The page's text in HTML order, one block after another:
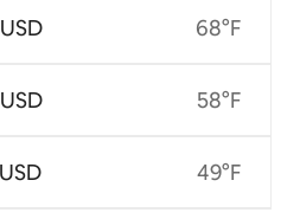
68°F
58°F
49°F